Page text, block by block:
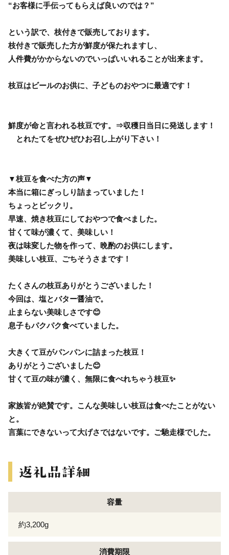
“お客様に手伝ってもらえば良いのでは？”
という訳で、枝付きで販売しております。
枝付きで販売した方が鮮度が保たれますし、
人件費がかからないのでいっぱいいれることが出来ます。
枝豆はビールのお供に、子どものおやつに最適です！
鮮度が命と言われる枝豆です。⇒収穫日当日に発送します！
とれたてをぜひぜひお召し上がり下さい！
▼枝豆を食べた方の声▼
本当に箱にぎっしり詰まっていました！
ちょっとビックリ。
早速、焼き枝豆にしておやつで食べました。
甘くて味が濃くて、美味しい！
夜は味変した物を作って、晩酌のお供にします。
美味しい枝豆、ごちそうさまです！
たくさんの枝豆ありがとうございました！
今回は、塩とバター醤油で。
止まらない美味しさです😊
息子もパクパク食べていました。
大きくて豆がパンパンに詰まった枝豆！
ありがとうございました😊
甘くて豆の味が濃く、無限に食べれちゃう枝豆✨
家族皆が絶賛です。こんな美味しい枝豆は食べたことがない
と。
言葉にできないって大げさではないです。ご馳走様でした。
容量
約3,200g
消費期限